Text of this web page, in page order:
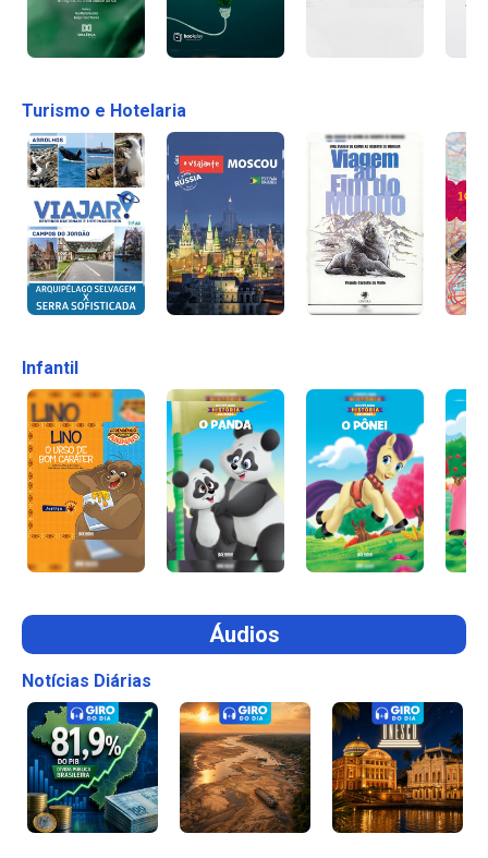
Turismo e Hotelaria
Infantil
Áudios
Notícias Diárias